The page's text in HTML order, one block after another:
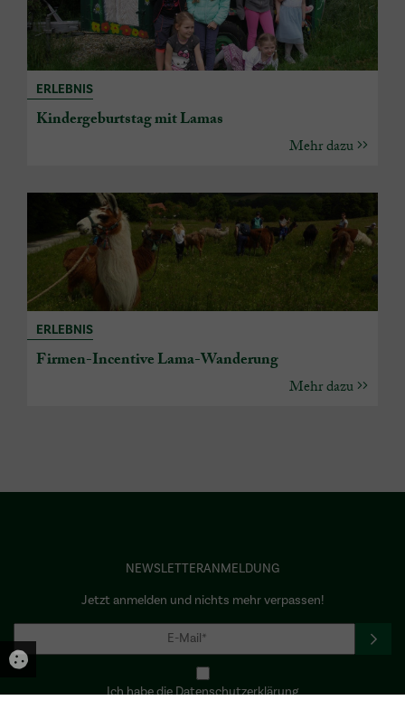
ERLEBNIS
Kindergeburtstag mit Lamas
Mehr dazu
ERLEBNIS
Firmen-Incentive Lama-Wanderung
Mehr dazu
NEWSLETTERANMELDUNG
Jetzt anmelden und nichts mehr verpassen!
Ich habe die Datenschutzerklärung